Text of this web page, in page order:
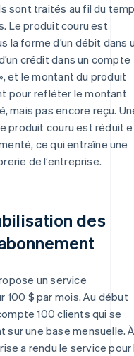
sont traités au fil du
Le produit couru est
la forme d’un débit dans
crédit dans un compte
et le montant du produit
pour refléter le montant
mais pas encore reçu.
produit couru est réduit
ce qui entraîne une
de l’entreprise.
des
un service
100 $ par mois. Au début
100 clients qui se
sur une base mensuelle.
a rendu le service pour